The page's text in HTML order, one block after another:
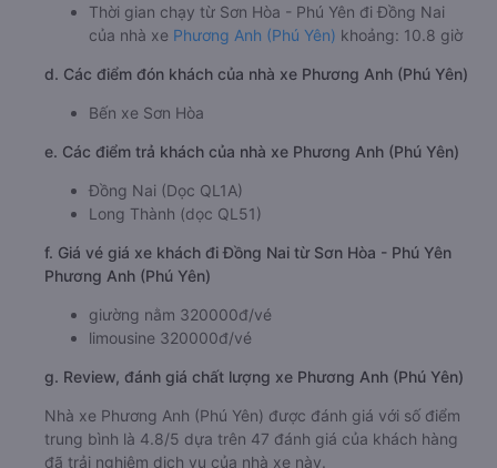
Thời gian chạy từ Sơn Hòa - Phú Yên đi Đồng Nai
của nhà xe Phương Anh (Phú Yên) khoảng: 10.8 giờ
d. Các điểm đón khách của nhà xe Phương Anh (Phú Yên)
Bến xe Sơn Hòa
e. Các điểm trả khách của nhà xe Phương Anh (Phú Yên)
Đồng Nai (Dọc QL1A)
Long Thành (dọc QL51)
f. Giá vé giá xe khách đi Đồng Nai từ Sơn Hòa - Phú Yên
Phương Anh (Phú Yên)
giường nằm 320000đ/vé
limousine 320000đ/vé
g. Review, đánh giá chất lượng xe Phương Anh (Phú Yên)
Nhà xe Phương Anh (Phú Yên) được đánh giá với số điểm
trung bình là 4.8/5 dựa trên 47 đánh giá của khách hàng
đã trải nghiệm dịch vụ của nhà xe này.